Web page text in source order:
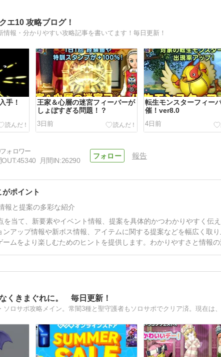
エ10 攻略ブログ！
情報・分かりやすい攻略記事を書いてます！毎日更新！
手！
王家＆心層の迷宮フィーバーが
しょぼすぎる問題！？
3日前
転生モンスターフィー
催！ver8.0
4日前
エスト
望！最
シャ
45340 月間IN:26290
報告
ポイント
報と提案の多彩な紹介
を当て、新要素やイベント情報、提案を具体的かつわかりやすく伝
ンアップ情報や新ボス情報、アイテムに関する提案などを幅広く取
ームをより楽しむためのヒントを提供します。わかりやすさと情報
くきまぐれに。 毎日更新！